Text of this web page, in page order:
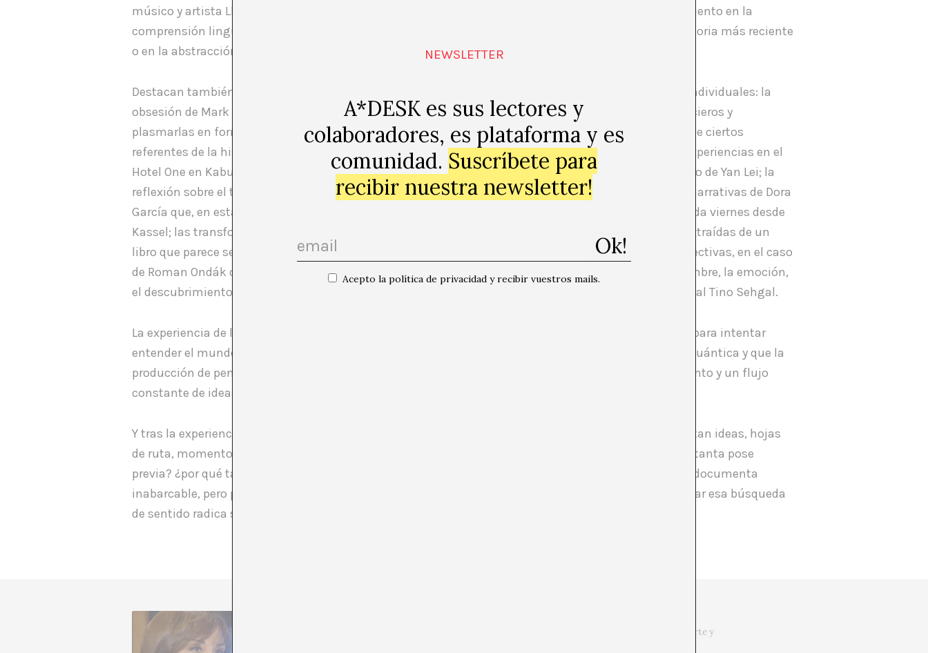
músico y artista Llyn Foulkes, siempre resistiéndose a ser encasillado, en Fabio Mauri y su convencimiento en la
comprensión lingüística del mundo, en Sanja Iveković y su investigación de ciertos detalles de la historia más reciente
o en la abstracción (mental y política) de Etel Adnan.
Destacan también magníficos trabajos que no son más que la prueba de sólidos posicionamientos individuales: la
obsesión de Mark Lombardi por recoger informaciones relacionadas con escándalos políticos y financieros y
plasmarlas en forma de mapas mentales; las narraciones personales de Mario García Torres, a partir de ciertos
referentes de la historia del arte reciente, ejemplificado en el caso de Alligiero Boetti y su estancia y experiencias en el
Hotel One en Kabul; la obsesión y la meticulosidad en el trabajo con las imágenes de Geoffrey Farmer o de Yan Lei; la
reflexión sobre el tiempo y la modernidad a cargo de William Kentridge; la exploración de las formas narrativas de Dora
García que, en esta ocasión, adopta el formato de un programa de debate televisivo que se emitirá cada viernes desde
Kassel; las transformaciones de elementos comunes o muy familiares (en este caso, las imágenes extraídas de un
libro que parece ser sobre percepción) mediante sutiles observaciones que abren otras posibles perspectivas, en el caso
de Roman Ondák o, la experiencia, en el sentido más pleno de la palabra, de la oscuridad, la incertidumbre, la emoción,
el descubrimiento, la conciencia, la diversión y la presión en la vivencia preparada por el siempre radical Tino Sehgal.
La experiencia de la exposición deja claro que lo político no pasa únicamente por lo documental, que para intentar
entender el mundo quizás debemos dirigir la mirada hacia otras prácticas científicas como la física cuántica y que la
producción de pensamiento no puede entenderse a partir de categorías cerradas, sino de un movimiento y un flujo
constante de ideas y referencias que pueden parecer caóticas.
Y tras la experiencia de la exposición, la reflexión, la lectura de un ensayo curatorial en el que se apuntan ideas, hojas
de ruta, momentos de reflexión, análisis del presente y del arte. ¿Por qué entonces tanta coquetería y tanta pose
previa? ¿por qué tanta falsa actitud dandy? ¿por qué tantas justificaciones? dOCUMENTA (13) es una documenta
inabarcable, pero por eso mismo ofrece multitud de caminos posibles y, no cabe duda que en estimular esa búsqueda
de sentido radica su gran acierto.
relación con otros contextos y tomar distancias para poder pensar mejor el mundo. La crítica de arte y
el comisariado ha sido una vía desde la que poner en práctica su convencimiento en la necesidad del
NEWSLETTER
A*DESK es sus lectores y
colaboradores, es plataforma y es
comunidad. Suscríbete para
recibir nuestra newsletter!
Acepto la política de privacidad y recibir vuestros mails.